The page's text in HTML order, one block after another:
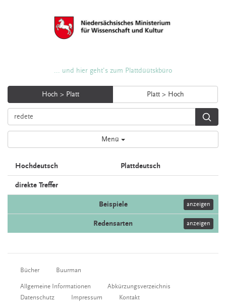
... und hier geht's zum Plattdüütskbüro
Hoch > Platt Platt > Hoch
Menü
Hochdeutsch Plattdeutsch
direkte Treffer
Beispiele anzeigen
Redensarten anzeigen
Bücher Buurman
Allgemeine Informationen
Abkürzungsverzeichnis
Datenschutz
Impressum Kontakt